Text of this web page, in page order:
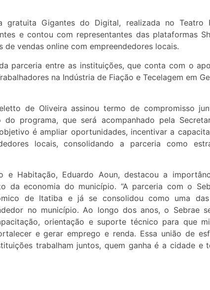
gratuita Gigantes do Digital, realizada no Teatro
e contou com representantes das plataformas
vendas online com empreendedores locais.
parceria entre as instituições, que conta com o
na Indústria de Fiação e Tecelagem em
de Oliveira assinou termo de compromisso
programa, que será acompanhado pela
é ampliar oportunidades, incentivar a
locais, consolidando a parceria como
e Habitação, Eduardo Aoun, destacou a
da economia do município. “A parceria com o
de Itatiba e já se consolidou como uma
no município. Ao longo dos anos, o Sebrae
orientação e suporte técnico para que
e gerar emprego e renda. Essa união de
trabalham juntos, quem ganha é a cidade e